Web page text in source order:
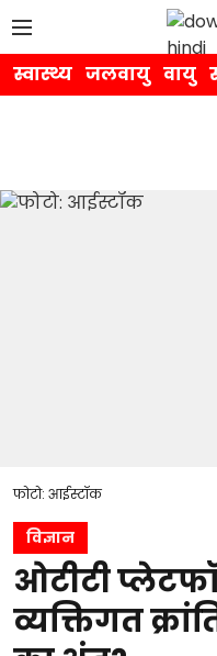
स्वास्थ्य जलवायु वायु
फोटो: आईस्टॉक
विज्ञान
ओटीटी
व्यक्तिगत